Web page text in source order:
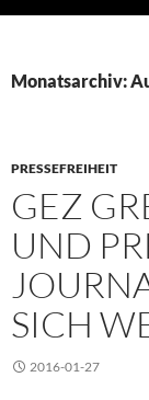
Monatsarchiv:
PRESSEFREIHEIT
GEZ
UND
SICH
2016-01-27